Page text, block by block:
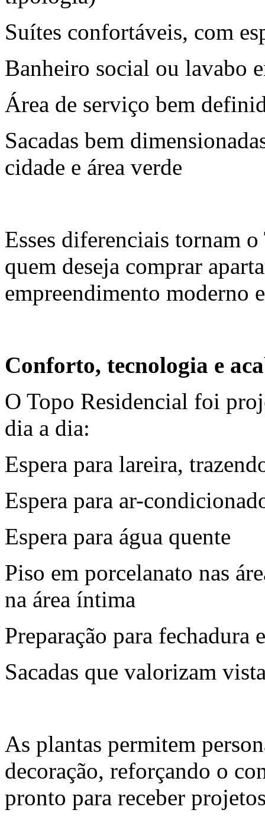
Suítes confortáveis, com
Banheiro social ou lavabo
Área de serviço bem
Sacadas bem
cidade e área verde
Esses diferenciais tornam
quem deseja comprar
empreendimento moderno
Conforto, tecnologia e
O Topo Residencial foi
dia a dia:
Espera para lareira,
Espera para ar-
Espera para água quente
Piso em porcelanato nas
na área íntima
Preparação para fechadura
Sacadas que valorizam
As plantas permitem
decoração, reforçando o
pronto para receber